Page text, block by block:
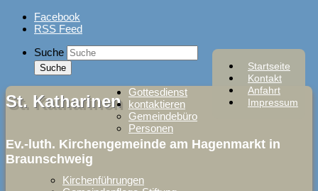
Skip
Facebook
RSS Feed
Startseite
Kontakt
Anfahrt
Impressum
Suche
St. Katharinen
Ev.-luth. Kirchengemeinde am Hagenmarkt in
Braunschweig
Gottesdienst
kontaktieren
Gemeindebüro
Personen
Kirchenführungen